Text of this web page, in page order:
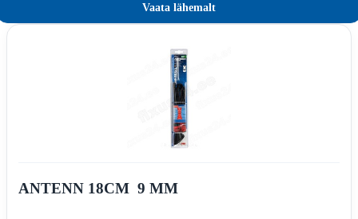
Vaata lähemalt
ANTENN 18CM  9 MM